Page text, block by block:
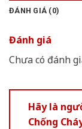
ĐÁNH GIÁ (0)
Đánh giá
Chưa có đánh
Hãy là
Chống